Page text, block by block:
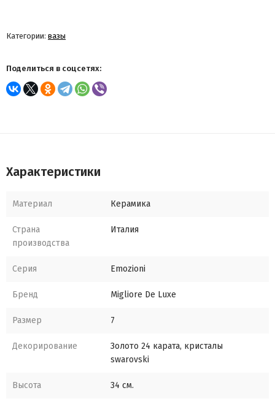
Категории: вазы
Поделиться в соцсетях:
Характеристики
Материал Керамика
Страна
производства
Италия
Серия Emozioni
Бренд Migliore De Luxe
Размер 7
Декорирование
Золото 24 карата, кристалы
swarovski
Высота 34 см.